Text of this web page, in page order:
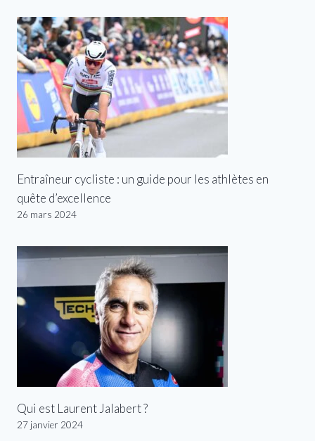
Entraîneur cycliste : un guide pour les athlètes en
quête d’excellence
26 mars 2024
Qui est Laurent Jalabert ?
27 janvier 2024